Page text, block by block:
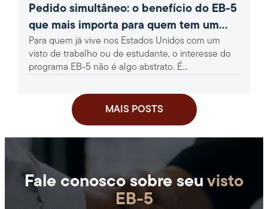
Pedido simultâneo: o benefício do EB-5
que mais importa para quem tem um
visto H-1B ou F-1
Para quem já vive nos Estados Unidos com um
visto de trabalho ou de estudante, o interesse do
programa EB-5 não é algo abstrato. É...
MAIS POSTS
Fale conosco sobre seu visto
EB-5